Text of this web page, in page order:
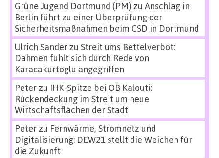
Grüne Jugend Dortmund (PM) zu Anschlag in
Berlin führt zu einer Überprüfung der
Sicherheitsmaßnahmen beim CSD in Dortmund
Ulrich Sanderzu Streit ums Bettelverbot:
Dahmen fühlt sich durch Rede von
Karacakurtoglu angegriffen
Peterzu IHK-Spitze bei OB Kalouti:
Rückendeckung im Streit um neue
Wirtschaftsflächen der Stadt
Peterzu Fernwärme, Stromnetz und
Digitalisierung: DEW21 stellt die Weichen für
die Zukunft